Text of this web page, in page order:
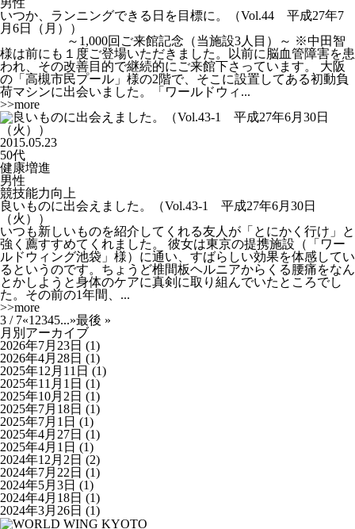
男性
いつか、ランニングできる日を目標に。（Vol.44 平成27年7
月6日（月））
～1,000回ご来館記念（当施設3人目）～ ※中田智
様は前にも１度ご登場いただきました。以前に脳血管障害を患
われ、その改善目的で継続的にご来館下さっています。 大阪
の「高槻市民プール」様の2階で、そこに設置してある初動負
荷マシンに出会いました。「ワールドウィ...
>>more
2015.05.23
50代
健康増進
男性
競技能力向上
良いものに出会えました。（Vol.43-1 平成27年6月30日
（火））
いつも新しいものを紹介してくれる友人が「とにかく行け」と
強く薦すすめてくれました。 彼女は東京の提携施設（「ワー
ルドウィング池袋」様）に通い、すばらしい効果を体感してい
るというのです。ちょうど椎間板ヘルニアからくる腰痛をなん
とかしようと身体のケアに真剣に取り組んでいたところでし
た。その前の1年間、...
>>more
3 / 7«1 2345...»最後 »
月別アーカイブ
2026年7月23日 (1)
2026年4月28日 (1)
2025年12月11日 (1)
2025年11月1日 (1)
2025年10月2日 (1)
2025年7月18日 (1)
2025年7月1日 (1)
2025年4月27日 (1)
2025年4月1日 (1)
2024年12月2日 (2)
2024年7月22日 (1)
2024年5月3日 (1)
2024年4月18日 (1)
2024年3月26日 (1)